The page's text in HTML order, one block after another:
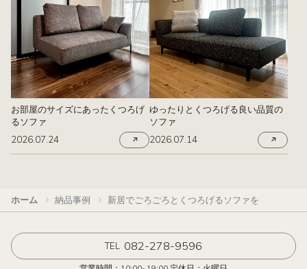
お部屋のサイズにあったくつろげ
るソファ
2026.07.24
ゆったりとくつろげる良い品質の
ソファ
2026.07.14
ホーム 納品事例 新居でごろごろとくつろげるソファを
TEL 082-278-9596